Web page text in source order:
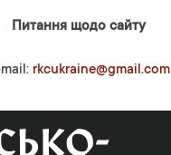
Питання щодо сайту
rkcukraine@gmail.com